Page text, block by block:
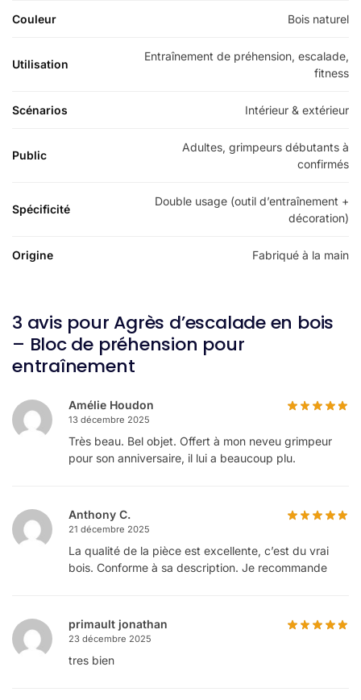
Couleur Bois naturel
Utilisation
Entraînement de préhension, escalade,
fitness
Scénarios Intérieur & extérieur
Public
Adultes, grimpeurs débutants à
confirmés
Spécificité
Double usage (outil d’entraînement +
décoration)
Origine Fabriqué à la main
3 avis pour Agrès d’escalade en bois
– Bloc de préhension pour
entraînement
Amélie Houdon
13 décembre 2025
Très beau. Bel objet. Offert à mon neveu grimpeur
pour son anniversaire, il lui a beaucoup plu.
Anthony C.
21 décembre 2025
La qualité de la pièce est excellente, c’est du vrai
bois. Conforme à sa description. Je recommande
primault jonathan
23 décembre 2025
tres bien